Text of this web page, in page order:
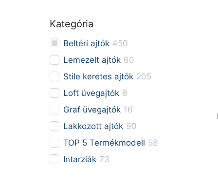
Kategória
Beltéri ajtók 450
Lemezelt ajtók 60
Stile keretes ajtók 205
Loft üvegajtók 6
Graf üvegajtók 16
Lakkozott ajtók 90
TOP 5 Termékmodell 58
Intarziák 73